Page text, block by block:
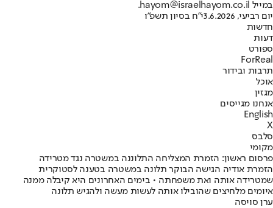
במייל hayom@israelhayom.co.il.
יום רביעי, 3.6.2026
י"ח בסיון תשפ"ו
חדשות
דעות
ספורט
ForReal
תרבות ובידור
אוכל
מגזין
אנחנו מגייסים
English
X
סלבס
מקומי
פרסום ראשון: הזמרת המצליחה התלוננה במשטרה נגד מטרידה
הזמרת אודיה הגישה הבוקר תלונה במשטרה בטענה לסטוקרית
שמטרידה אותה ואת משפחתה • בימים האחרונים היא קיבלה ממנה
איומים מלחיצים שהובילו אותה לעשות מעשה ולהגיש תלונה
ערן סויסה